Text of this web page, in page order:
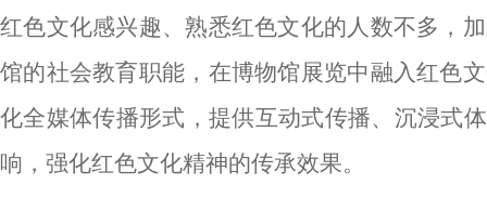
红色文化感兴趣、熟悉红色文化的人数不多，
馆的社会教育职能，在博物馆展览中融入红色
化全媒体传播形式，提供互动式传播、沉浸式
响，强化红色文化精神的传承效果。